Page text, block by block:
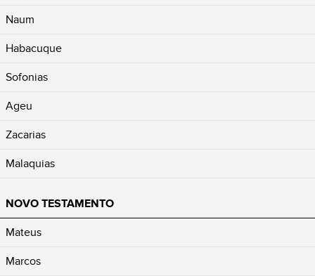
Naum
Habacuque
Sofonias
Ageu
Zacarias
Malaquias
NOVO TESTAMENTO
Mateus
Marcos